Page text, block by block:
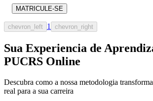
MATRICULE-SE
chevron_left 1 chevron_right
Sua Experiencia de
PUCRS Online
Descubra como a nossa metodologia
real para a sua carreira​